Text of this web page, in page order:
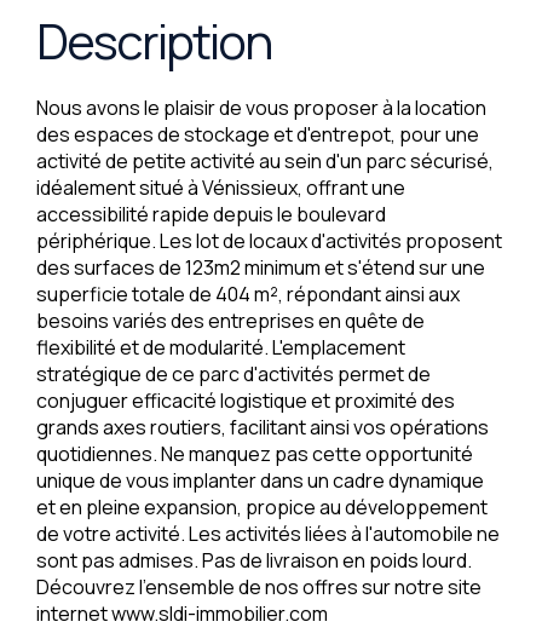
Description
Nous avons le plaisir de vous proposer à la location
des espaces de stockage et d'entrepot, pour une
activité de petite activité au sein d'un parc sécurisé,
idéalement situé à Vénissieux, offrant une
accessibilité rapide depuis le boulevard
périphérique. Les lot de locaux d'activités proposent
des surfaces de 123m2 minimum et s'étend sur une
superficie totale de 404 m², répondant ainsi aux
besoins variés des entreprises en quête de
flexibilité et de modularité. L'emplacement
stratégique de ce parc d'activités permet de
conjuguer efficacité logistique et proximité des
grands axes routiers, facilitant ainsi vos opérations
quotidiennes. Ne manquez pas cette opportunité
unique de vous implanter dans un cadre dynamique
et en pleine expansion, propice au développement
de votre activité. Les activités liées à l'automobile ne
sont pas admises. Pas de livraison en poids lourd.
Découvrez l'ensemble de nos offres sur notre site
internet www.sldi-immobilier.com